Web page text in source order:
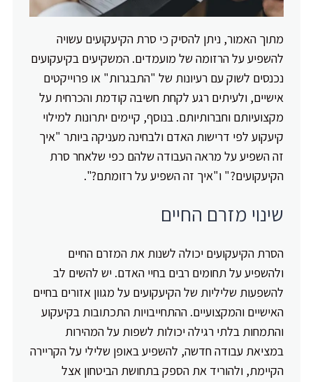
מתוך האמור, ניתן להסיק כי סרת הקיעקועים עשויה
להשפיע על הרזומה של מועמדים. המשקיעים בקיעקועים
נכנסים לשוק עם רעיונות של "התבגרות" או פרוייקטים
אישיים, ולעיתים רגע לקחת חשיבה קודמת והכרחית על
מקצועיותם וחברותיותם. בנוסף, קיימים יתרונות למילוי
קיעקוע לפי דרישות האדם ולבחינה מעניקה ביותר "איך
זה השפיע על מראה העבודה שלהם כפי שלאחר סרת
הקיעקועים?" ו"איך זה השפיע על רזומתם?".
שינוי מזרם החיים
הסרת הקיעקועים יכולה לשנות את המזרם החיים
ולהשפיע על תחומים רבים בחיי האדם. יש להשים לב
להשפעות שליליות של הקיעקועים על מגוון אזורים בחיים
האישיים והמקצועיים. ההתחייבויות התכתובות בקיעקוע
והתמחות בלתי רגילה יכולות לשפות על המהירות
במציאת עבודה חדשה, להשפיע באופן שלילי על הקריירה
הקיימת, ולהוריד את הספק בתחושת הביטחון אצל